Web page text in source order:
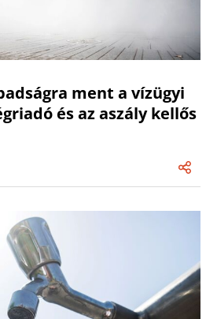
ment a vízügyi
és az aszály kellős